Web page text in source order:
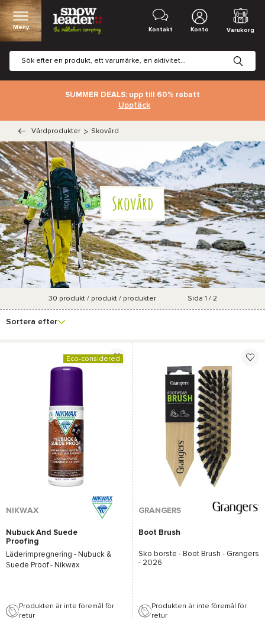
Meny Kontakt Konto Varukorg
SUMMER DEALS: upp till 60% rabatt
Upptäck
Vårdprodukter > Skovård
Skovård
Varumärke Pris Marknadsföringsgrad
Användning av
30 produkt / produkt / produkter Sida 1 / 2
Sortera efter
Eco-considered
NIKWAX
Nubuck And Suede
Proofing
Läderimpregnering - Nubuck &
Suede Proof - Nikwax
Produkten är inte föremål för
retur
GRANGERS
Boot Brush
Sko borste - Boot Brush - Grangers
- 2026
Produkten är inte föremål för
retur